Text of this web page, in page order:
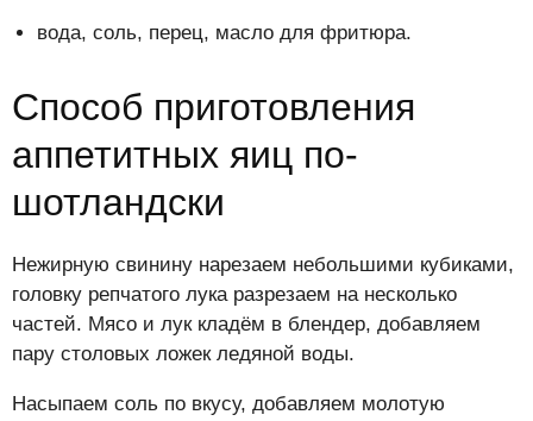
вода, соль, перец, масло для фритюра.
Способ приготовления
аппетитных яиц по-
шотландски
Нежирную свинину нарезаем небольшими кубиками,
головку репчатого лука разрезаем на несколько
частей. Мясо и лук кладём в блендер, добавляем
пару столовых ложек ледяной воды.
Насыпаем соль по вкусу, добавляем молотую